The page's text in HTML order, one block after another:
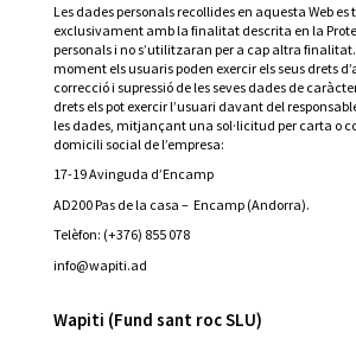
Les dades personals recollides en aquesta Web
exclusivament amb la finalitat descrita en la
personals i no s’utilitzaran per a cap altra
moment els usuaris poden exercir els seus drets
correcció i supressió de les seves dades de
drets els pot exercir l’usuari davant del
les dades, mitjançant una sol·licitud per carta o
domicili social de l’empresa:
17-19 Avinguda d’Encamp
AD200 Pas de la casa – Encamp (Andorra).
Telèfon: (+376) 855 078
info@wapiti.ad
Wapiti (Fund sant roc SLU)